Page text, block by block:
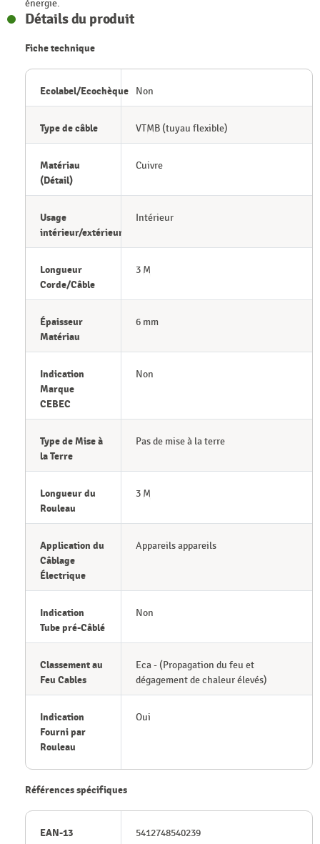
énergie.
Détails du produit
Fiche technique
Ecolabel/Ecochèque Non
Type de câble VTMB (tuyau flexible)
Matériau
(Détail)
Cuivre
Usage
intérieur/extérieur
Intérieur
Longueur
Corde/Câble
3 M
Épaisseur
Matériau
6 mm
Indication
Marque
CEBEC
Non
Type de Mise à
la Terre
Pas de mise à la terre
Longueur du
Rouleau
3 M
Application du
Câblage
Électrique
Appareils appareils
Indication
Tube pré-Câblé
Non
Classement au
Feu Cables
Eca - (Propagation du feu et
dégagement de chaleur élevés)
Indication
Fourni par
Rouleau
Oui
Références spécifiques
EAN-13 5412748540239